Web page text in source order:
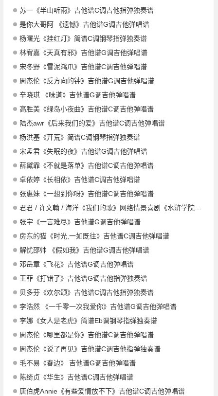
苏一《半山听雨》吉他谱C调吉他指弹独奏谱
是你大哥阿 《遗憾》吉他谱G调吉他弹唱谱
杨曙光《挂红灯》简谱C调钢琴指弹独奏谱
林宥嘉《天真有邪》吉他谱G调吉他弹唱谱
宋冬野《雪泥鸿爪》吉他谱C调吉他弹唱谱
周杰伦《反方向的钟》吉他谱G调吉他弹唱谱
辛晓琪 《味道》吉他谱G调吉他弹唱谱
高胜美《绿岛小夜曲》吉他谱C调吉他弹唱谱
陆杰awr《后来我们的爱》吉他谱C调吉他弹唱谱
杨洪基《开荒》简谱C调钢琴指弹独奏谱
宋孟君《失眠的夜》吉他谱G调吉他弹唱谱
薛黛霏《不就是落单》吉他谱C调吉他弹唱谱
卓依婷《长相依》吉他谱C调吉他弹唱谱
张惠妹《一想到你呀》吉他谱C调吉他弹唱谱
君君 / 许文翰 / 海洋《我们的歌》网络情景喜剧《水浒学院》第一季主题曲吉他谱D调吉他弹唱谱
张宇《一言难尽》吉他谱G调吉他弹唱谱
房东的猫《时光,一如既往》吉他谱C调吉他弹唱谱
解忧邵帅 《假如我》吉他谱G调吉他弹唱谱
邓岳章《飞花》吉他谱G调吉他弹唱谱
王菲《打错了》吉他谱G调吉他指弹独奏谱
贝多芬《欢尔颂》吉他谱C调吉他指弹独奏谱
李浩然 《一千零一次我爱你》吉他谱G调吉他弹唱谱
李娜《女人是老虎》简谱Eb调钢琴指弹独奏谱
周杰伦《哪里都是你》吉他谱C调吉他弹唱谱
周杰伦《说了再见》吉他谱C调吉他指弹独奏谱
毛不易《春边》 吉他谱G调吉他弹唱谱
陈绮贞《华生》吉他谱C调吉他弹唱谱
唐伯虎Annie《有些爱情放不下》吉他谱C调吉他弹唱谱